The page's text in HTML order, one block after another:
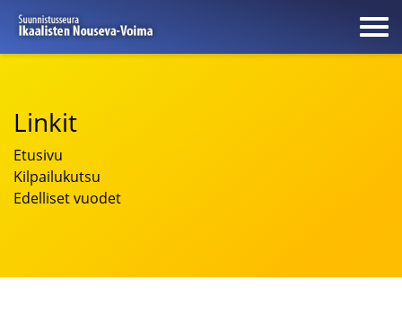
Linkit
Etusivu
Kilpailukutsu
Edelliset vuodet